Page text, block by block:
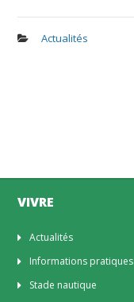
Actualités
VIVRE
Actualités
Informations pratiques
Stade nautique